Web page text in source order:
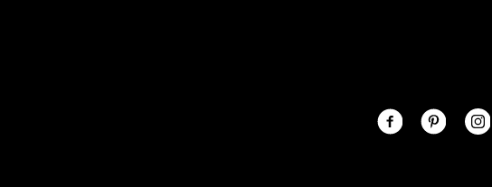
Nimbus